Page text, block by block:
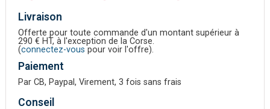
Livraison
Offerte pour toute commande d'un montant supérieur à
290 € HT, à l'exception de la Corse.
(connectez-vous pour voir l'offre).
Paiement
Par CB, Paypal, Virement, 3 fois sans frais
Conseil